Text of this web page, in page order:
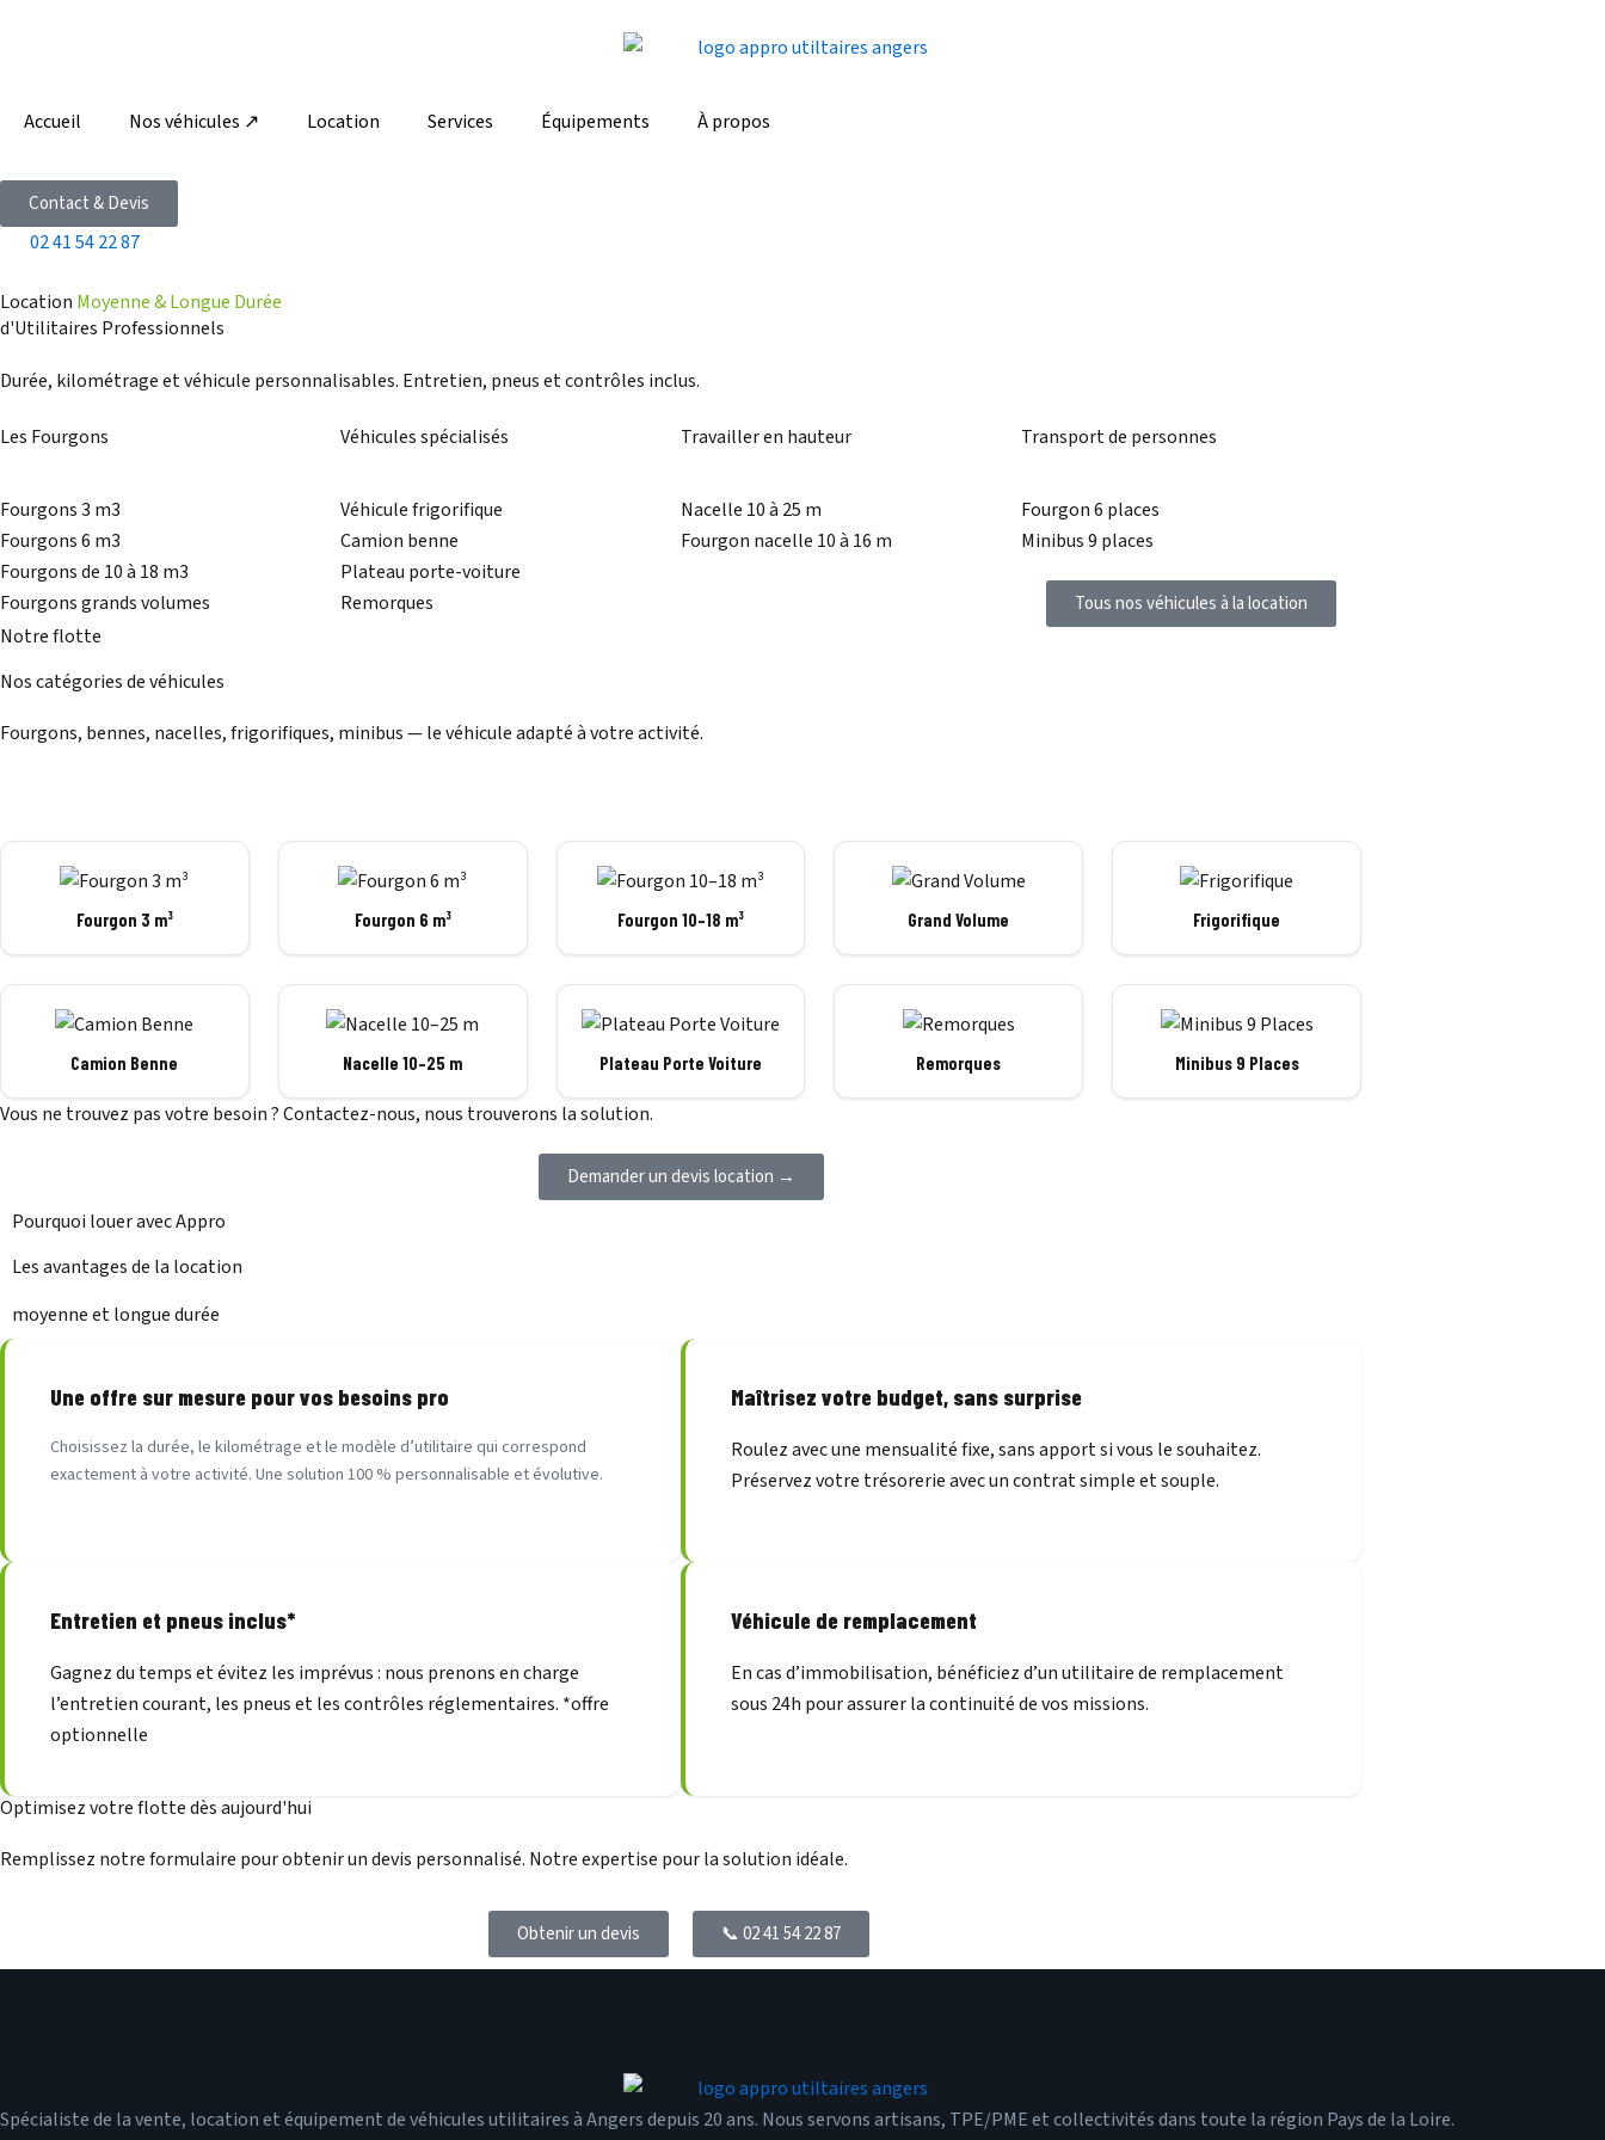
Accueil
Nos véhicules ↗ Location Services Équipements À propos
Contact & Devis
02 41 54 22 87
Location Moyenne & Longue Durée
d'Utilitaires Professionnels
Durée, kilométrage et véhicule personnalisables. Entretien, pneus et contrôles inclus.
Les Fourgons
Fourgons 3 m3
Fourgons 6 m3
Fourgons de 10 à 18 m3
Fourgons grands volumes
Véhicules spécialisés
Véhicule frigorifique
Camion benne
Plateau porte-voiture
Remorques
Travailler en hauteur
Nacelle 10 à 25 m
Fourgon nacelle 10 à 16 m
Transport de personnes
Fourgon 6 places
Minibus 9 places
Tous nos véhicules à la location
Notre flotte
Nos catégories de véhicules
Fourgons, bennes, nacelles, frigorifiques, minibus — le véhicule adapté à votre activité.
Fourgon 3 m³ Fourgon 6 m³ Fourgon 10–18 m³ Grand Volume Frigorifique
Camion Benne Nacelle 10–25 m Plateau Porte Voiture Remorques Minibus 9 Places
Vous ne trouvez pas votre besoin ? Contactez-nous, nous trouverons la solution.
Demander un devis location →
Pourquoi louer avec Appro
Les avantages de la location
moyenne et longue durée
Une offre sur mesure pour vos besoins pro
Choisissez la durée, le kilométrage et le modèle d’utilitaire qui correspond
exactement à votre activité. Une solution 100 % personnalisable et évolutive.
Maîtrisez votre budget, sans surprise
Roulez avec une mensualité fixe, sans apport si vous le souhaitez.
Préservez votre trésorerie avec un contrat simple et souple.
Entretien et pneus inclus*
Gagnez du temps et évitez les imprévus : nous prenons en charge
l’entretien courant, les pneus et les contrôles réglementaires. *offre
optionnelle
Véhicule de remplacement
En cas d’immobilisation, bénéficiez d’un utilitaire de remplacement
sous 24h pour assurer la continuité de vos missions.
Optimisez votre flotte dès aujourd'hui
Remplissez notre formulaire pour obtenir un devis personnalisé. Notre expertise pour la solution idéale.
Obtenir un devis 📞 02 41 54 22 87
Spécialiste de la vente, location et équipement de véhicules utilitaires à Angers depuis 20 ans. Nous servons artisans, TPE/PME et collectivités dans toute la région Pays de la Loire.